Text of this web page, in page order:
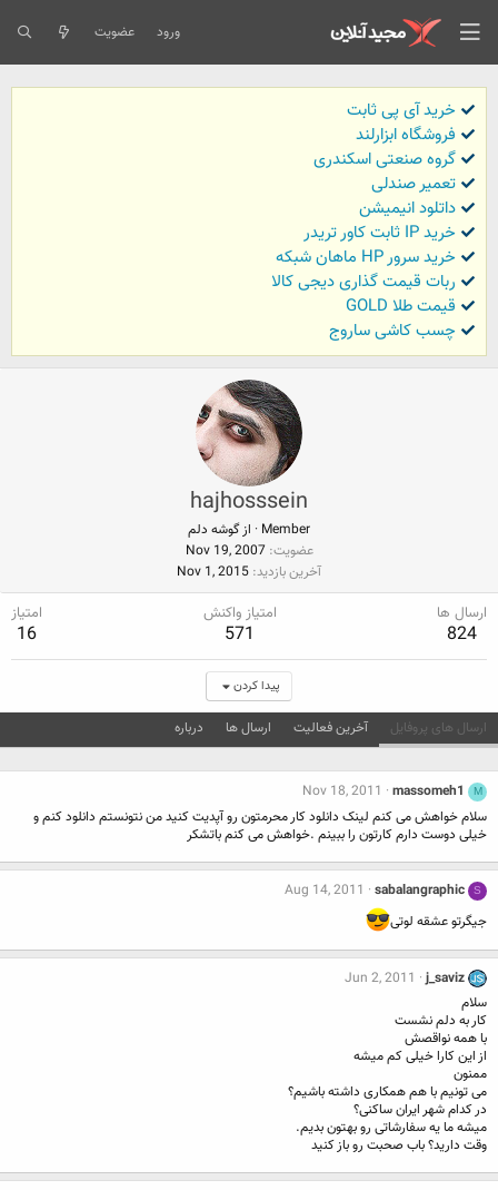
ورود عضویت
خرید آی پی ثابت
فروشگاه ابزارلند
گروه صنعتی اسکندری
تعمیر صندلی
داتلود انیمیشن
خرید IP ثابت کاور تریدر
خرید سرور HP ماهان شبکه
ربات قیمت گذاری دیجی کالا
قیمت طلا GOLD
چسب کاشی ساروج
hajhosssein
Member
· ازگوشه دلم
عضویت Nov 19, 2007
آخرین بازدید Nov 1, 2015
ارسال ها
824
امتیاز واکنش
571
امتیاز
16
پیدا کردن
ارسال های پروفایل آخرین فعالیت ارسال ها درباره
M
massomeh1
Nov 18, 2011
سلام خواهش می کنم لینک دانلود کار محرمتون رو آپدیت کنید من نتونستم دانلود کنم و
خیلی دوست دارم کارتون را ببینم .خواهش می کنم باتشکر
S
sabalangraphic
Aug 14, 2011
جیگرتو عشقه لوتی
j_saviz
Jun 2, 2011
سلام
کار به دلم نشست
با همه نواقصش
از این کارا خیلی کم میشه
ممنون
می تونیم با هم همکاری داشته باشیم؟
در کدام شهر ایران ساکنی؟
میشه ما یه سفارشاتی رو بهتون بدیم.
وقت دارید؟ باب صحبت رو باز کنید